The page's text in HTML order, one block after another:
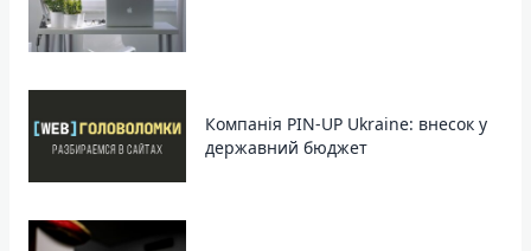
Компанія PIN-UP Ukraine: внесок у
державний бюджет